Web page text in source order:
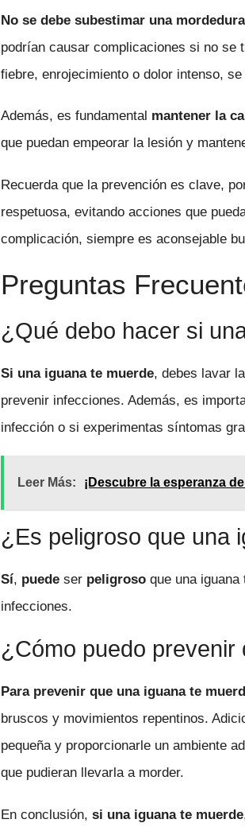
No se debe subestimar una
podrían causar complicaciones si no se
fiebre, enrojecimiento o dolor intenso,
Además, es fundamental mantener la
que puedan empeorar la lesión y
Recuerda que la prevención es clave,
respetuosa, evitando acciones que
complicación, siempre es aconsejable
Preguntas
¿Qué debo hacer si
Si una iguana te muerde, debes lavar
prevenir infecciones. Además, es
infección o si experimentas síntomas
Leer Más: ¡Descubre la esperanza
¿Es peligroso que una
Sí, puede ser peligroso que una iguana
infecciones.
¿Cómo puedo prevenir
Para prevenir que una iguana te
bruscos y movimientos repentinos.
pequeña y proporcionarle un ambiente
que pudieran llevarla a morder.
En conclusión,si una iguana te muerde